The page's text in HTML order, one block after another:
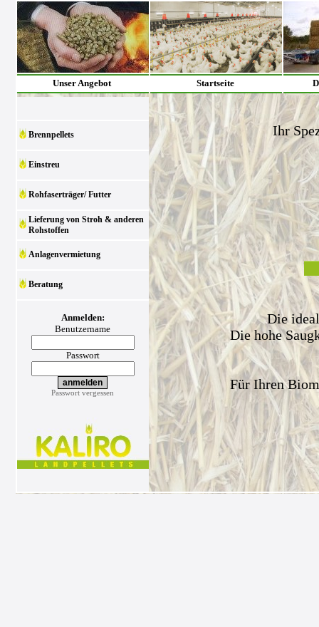
Unser Angebot Startseite
Brennpellets
Einstreu
Rohfaserträger/ Futter
Lieferung von Stroh & anderen
Rohstoffen
Anlagenvermietung
Beratung
Anmelden:
Benutzername
Passwort
Passwort vergessen
Ihr
Die
Die hohe
Für Ihren